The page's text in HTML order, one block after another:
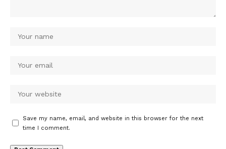
Save my name, email, and website in this browser for the next
time I comment.